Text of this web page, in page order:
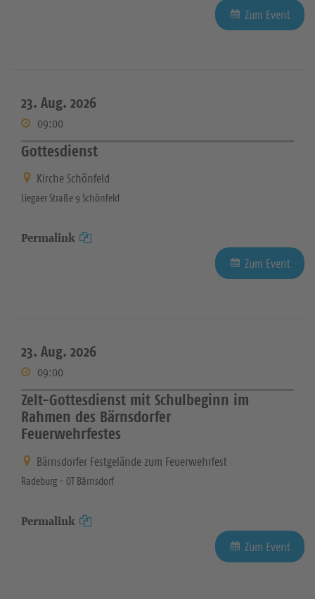
Zum Event
23. Aug. 2026
09:00
Gottesdienst
Kirche Schönfeld
Liegaer Straße 9 Schönfeld
Permalink
Zum Event
23. Aug. 2026
09:00
Zelt-Gottesdienst mit Schulbeginn im
Rahmen des Bärnsdorfer
Feuerwehrfestes
Bärnsdorfer Festgelände zum Feuerwehrfest
Radeburg - OT Bärnsdorf
Permalink
Zum Event